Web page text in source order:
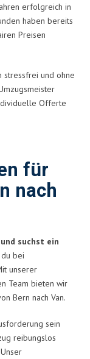
erfolgreich in
haben bereits
Preisen
stressfrei und ohne
Offerte
für
nach
suchst ein
bei
unserer
Team bieten wir
Bern nach Van.
sein
reibungslos